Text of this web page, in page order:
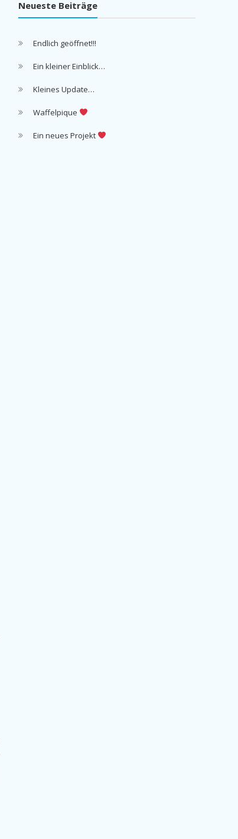
Neueste Beiträge
Endlich geöffnet!!!
Ein kleiner Einblick…
Kleines Update…
Waffelpique
Ein neues Projekt